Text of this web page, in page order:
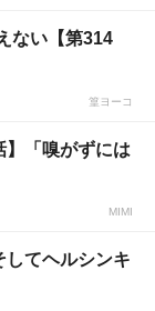
ない【第314
篁ヨーコ
】「嗅がずには
MIMI
してヘルシンキ